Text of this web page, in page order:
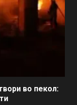
во пекол: